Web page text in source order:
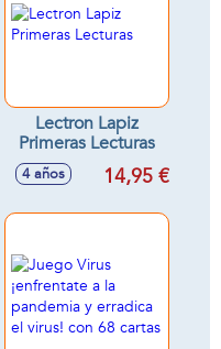
Lectron Lapiz
Primeras Lecturas
4 años 14,95 €